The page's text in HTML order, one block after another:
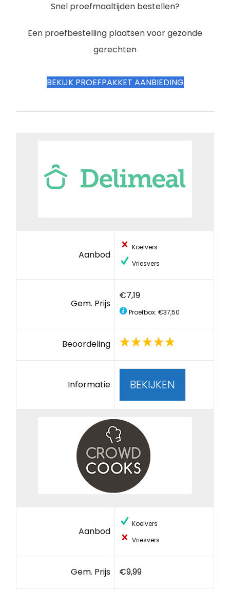
Snel proefmaaltijden bestellen?
Een proefbestelling plaatsen voor gezonde
gerechten
BEKIJK PROEFPAKKET AANBIEDING
Aanbod
Koelvers
Vriesvers
Gem. Prijs
€7,19
Proefbox: €37,50
Beoordeling
Informatie BEKIJKEN
Aanbod
Koelvers
Vriesvers
Gem. Prijs €9,99